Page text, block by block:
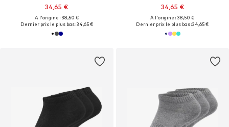
34,65 €
À l'origine : 38,50 €
Dernier prix le plus bas :34,65 €
34,65 €
À l'origine : 38,50 €
Dernier prix le plus bas :34,65 €